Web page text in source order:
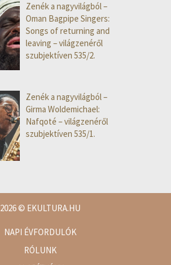
Zenék a nagyvilágból –
Oman Bagpipe Singers:
Songs of returning and
leaving – világzenéről
szubjektíven 535/2.
Zenék a nagyvilágból –
Girma Woldemichael:
Nafqoté – világzenéről
szubjektíven 535/1.
2026© EKULTURA.HU
NAPI ÉVFORDULÓK
RÓLUNK